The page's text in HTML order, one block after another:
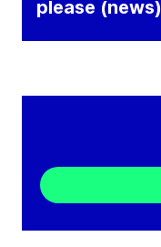
please (news)